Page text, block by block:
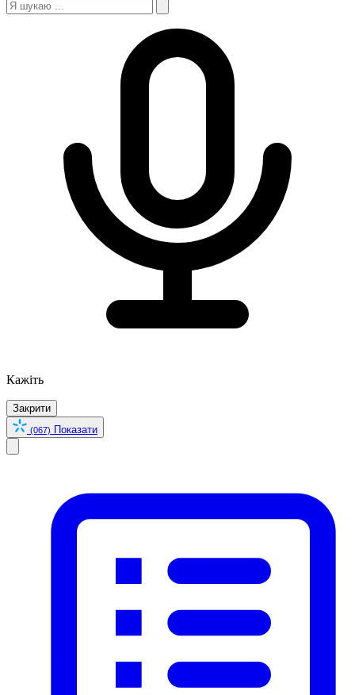
Кажіть
Закрити
(067) Показати